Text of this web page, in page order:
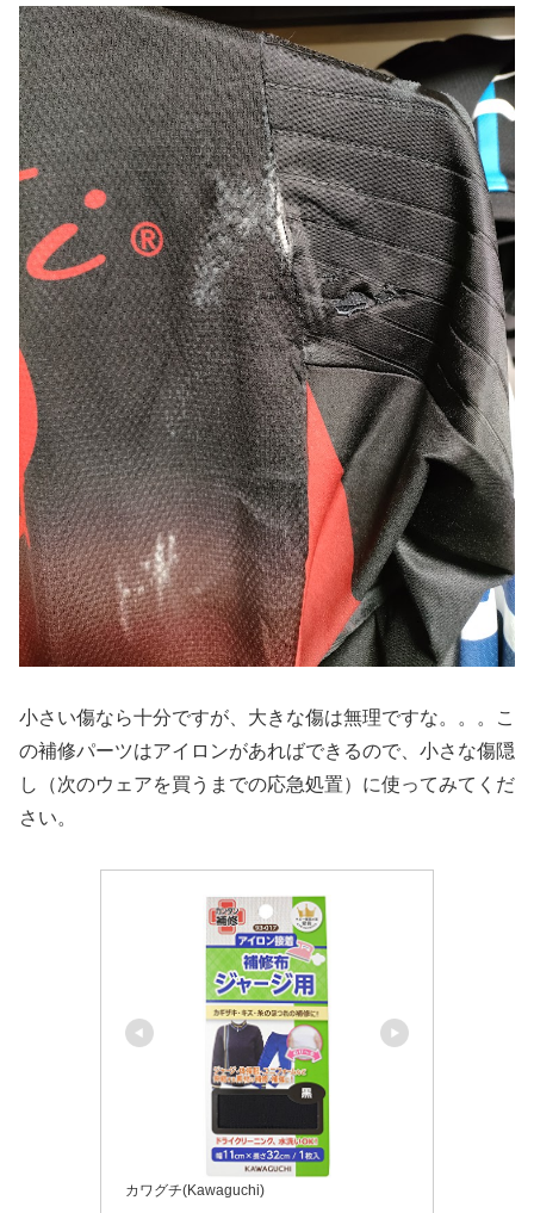
小さい傷なら十分ですが、大きな傷は無理ですな。。。こ
の補修パーツはアイロンがあればできるので、小さな傷隠
し（次のウェアを買うまでの応急処置）に使ってみてくだ
さい。
カワグチ(Kawaguchi)